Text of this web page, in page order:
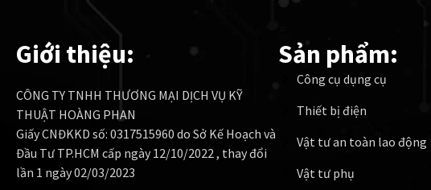
Giới thiệu:
CÔNG TY TNHH THƯƠNG MẠI DỊCH VỤ KỸ
THUẬT HOÀNG PHAN
Giấy CNĐKKD số: 0317515960 do Sở Kế Hoạch và
Đầu Tư TP.HCM cấp ngày 12/10/2022 , thay đổi
lần 1 ngày 02/03/2023
Sản phẩm:
Công cụ dụng cụ
Thiết bị điện
Vật tư an toàn lao động
Vật tư phụ